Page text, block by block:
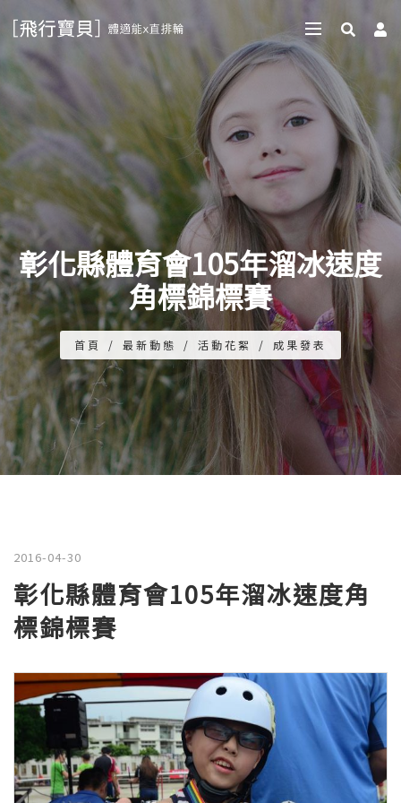
彰化縣體育會105年溜冰速度
角標錦標賽
首頁 / 最新動態 / 活動花絮 / 成果發表
2016-04-30
彰化縣體育會105年溜冰速度角
標錦標賽